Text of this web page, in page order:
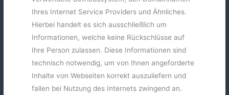
Ihres Internet Service Providers und Ähnliches.
Hierbei handelt es sich ausschließlich um
Informationen, welche keine Rückschlüsse auf
Ihre Person zulassen. Diese Informationen sind
technisch notwendig, um von Ihnen angeforderte
Inhalte von Webseiten korrekt auszuliefern und
fallen bei Nutzung des Internets zwingend an.